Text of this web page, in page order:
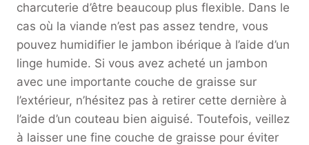
charcuterie d’être beaucoup plus flexible. Dans le
cas où la viande n’est pas assez tendre, vous
pouvez humidifier le jambon ibérique à l’aide d’un
linge humide. Si vous avez acheté un jambon
avec une importante couche de graisse sur
l’extérieur, n’hésitez pas à retirer cette dernière à
l’aide d’un couteau bien aiguisé. Toutefois, veillez
à laisser une fine couche de graisse pour éviter